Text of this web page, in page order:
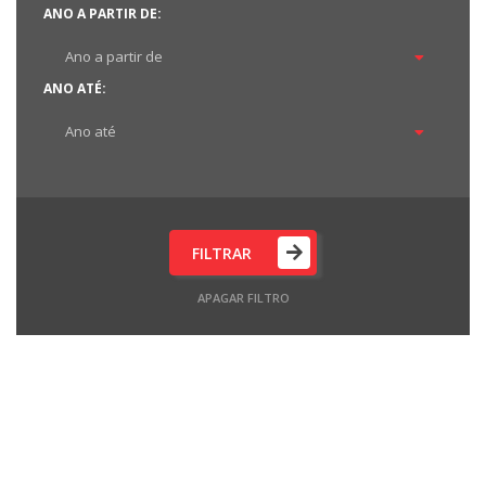
ANO A PARTIR DE:
ANO ATÉ:
FILTRAR
APAGAR FILTRO